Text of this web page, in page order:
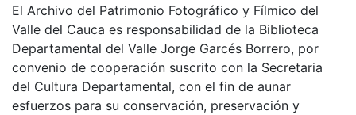
El Archivo del Patrimonio Fotográfico y Fílmico del
Valle del Cauca es responsabilidad de la Biblioteca
Departamental del Valle Jorge Garcés Borrero, por
convenio de cooperación suscrito con la Secretaria
del Cultura Departamental, con el fin de aunar
esfuerzos para su conservación, preservación y